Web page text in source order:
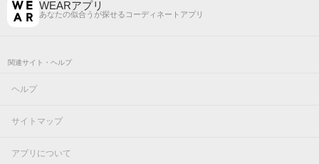
WEARアプリ
あなたの似合うが探せるコーディネートアプリ
関連サイト・ヘルプ
ヘルプ
サイトマップ
アプリについて